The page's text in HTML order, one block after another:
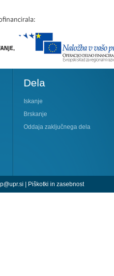
Dela
Iskanje
Brskanje
Oddaja zaključnega dela
| Piškotki in zasebnost